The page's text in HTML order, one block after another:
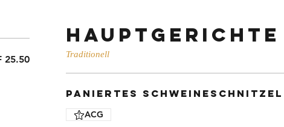
25.50
Hauptgerichte
Paniertes Schweineschnitzel
ACG